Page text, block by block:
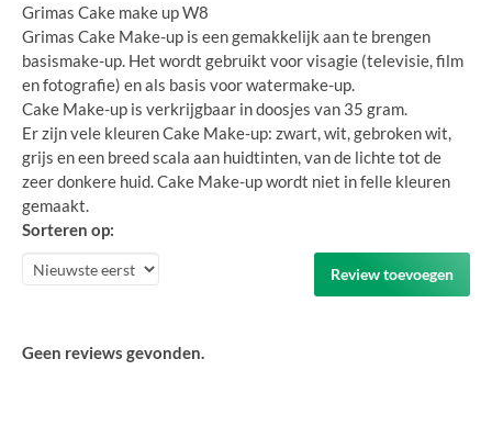
Grimas Cake make up W8
Grimas Cake Make-up is een gemakkelijk aan te brengen
basismake-up. Het wordt gebruikt voor visagie (televisie, film
en fotografie) en als basis voor watermake-up.
Cake Make-up is verkrijgbaar in doosjes van 35 gram.
Er zijn vele kleuren Cake Make-up: zwart, wit, gebroken wit,
grijs en een breed scala aan huidtinten, van de lichte tot de
zeer donkere huid. Cake Make-up wordt niet in felle kleuren
gemaakt.
Sorteren op:
Review toevoegen
Geen reviews gevonden.